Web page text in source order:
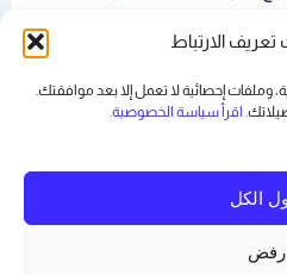
تعريف الارتباط
وملفات إحصائية لا تعمل إلا بعد موافقتك.
. اقرأ سياسة الخصوصية.
الكل
رفض